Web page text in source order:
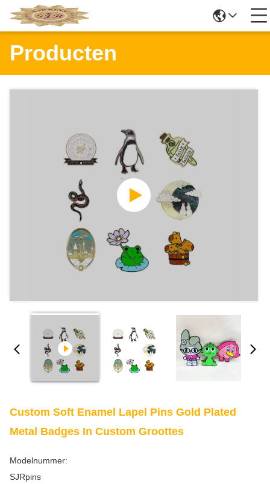
Producten
Custom Soft Enamel Lapel Pins Gold Plated
Metal Badges In Custom Groottes
Modelnummer:
SJRpins